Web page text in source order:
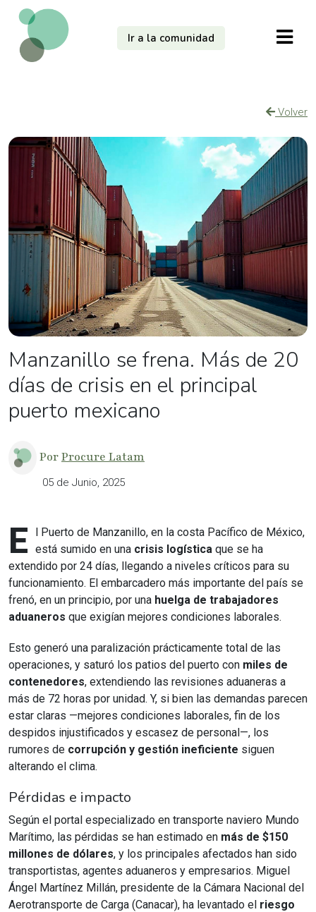
Ir a la comunidad
Volver
Manzanillo se frena. Más de 20
días de crisis en el principal
puerto mexicano
PorProcure Latam
05 de Junio, 2025
E
l Puerto de Manzanillo, en la costa Pacífico de México,
está sumido en una crisis logística que se ha
extendido por 24 días, llegando a niveles críticos para su
funcionamiento. El embarcadero más importante del país se
frenó, en un principio, por una huelga de trabajadores
aduaneros que exigían mejores condiciones laborales.
Esto generó una paralización prácticamente total de las
operaciones, y saturó los patios del puerto con miles de
contenedores, extendiendo las revisiones aduaneras a
más de 72 horas por unidad. Y, si bien las demandas parecen
estar claras —mejores condiciones laborales, fin de los
despidos injustificados y escasez de personal—, los
rumores de corrupción y gestión ineficiente siguen
alterando el clima.
Pérdidas e impacto
Según el portal especializado en transporte naviero Mundo
Marítimo, las pérdidas se han estimado en más de $150
millones de dólares, y los principales afectados han sido
transportistas, agentes aduaneros y empresarios. Miguel
Ángel Martínez Millán, presidente de la Cámara Nacional del
Aerotransporte de Carga (Canacar), ha levantado el riesgo